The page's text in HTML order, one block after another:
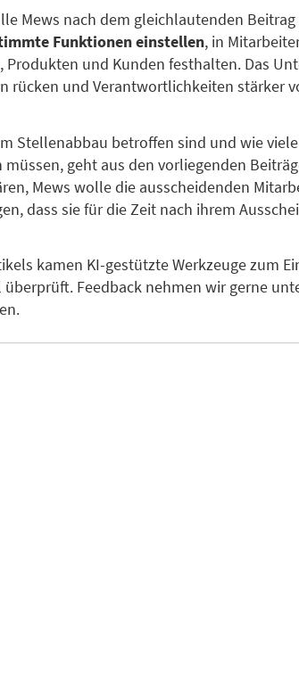
Mews nach dem gleichlautenden
Funktionen einstellen, in
Produkten und Kunden festhalten. Das
rücken und Verantwortlichkeiten stärker
Stellenabbau betroffen sind und wie
geht aus den vorliegenden
Mews wolle die ausscheidenden
dass sie für die Zeit nach ihrem
kamen KI-gestützte Werkzeuge zum
Feedback nehmen wir gerne